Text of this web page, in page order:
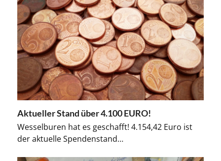
Aktueller Stand über 4.100 EURO!
Wesselburen hat es geschafft! 4.154,42 Euro ist
der aktuelle Spendenstand…